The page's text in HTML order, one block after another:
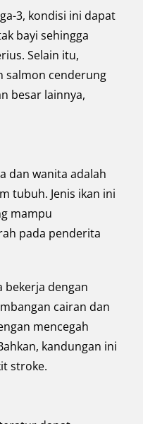
3, kondisi ini dapat
bayi sehingga
Selain itu,
salmon cenderung
besar lainnya,
dan wanita adalah
tubuh. Jenis ikan ini
mampu
pada penderita
bekerja dengan
cairan dan
mencegah
kandungan ini
stroke.